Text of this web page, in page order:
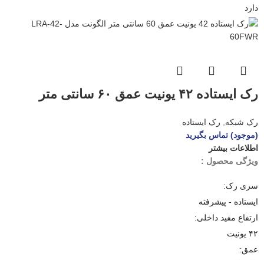
دارد
رک ایستاده ۴۲ یونیت عمق ۶۰ سانتی متر
رک شبکه
رک ایستاده
(موجود) تماس بگیرید
اطلاعات بیشتر
ویژگی محصول :
سری رک:
ایستاده - پیشرفته
ارتفاع مفید داخلی:
۴۲ یونیت
عمق: